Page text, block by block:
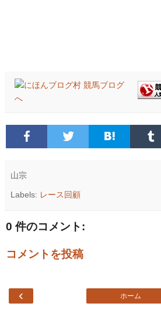
山宗
Labels: レース回顧
0 件のコメント:
コメントを投稿
‹ ホーム